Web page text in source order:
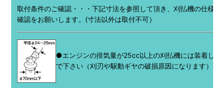
取付条件のご確認・・・下記寸法を参照して頂き、刈払機の仕様
確認をお願いします。(寸法以外は取付不可）
●エンジンの排気量が25cc以上の刈払機には装着し
で下さい（刈刃や駆動ギヤの破損原因になります）